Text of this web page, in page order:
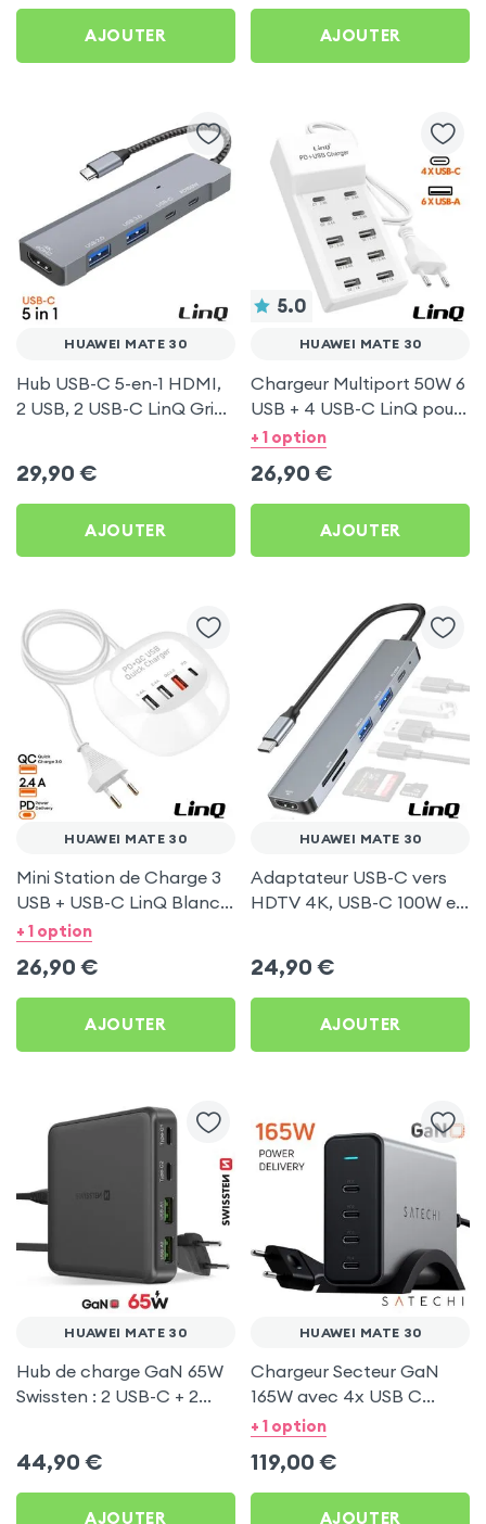
AJOUTER AJOUTER
HUAWEI MATE 30
Hub USB-C 5-en-1 HDMI,
2 USB, 2 USB-C LinQ Gris
29,90 €
AJOUTER
5.0
HUAWEI MATE 30
Chargeur Multiport 50W 6
USB + 4 USB-C LinQ pour
Huawei Mate 30
+ 1 option
26,90 €
AJOUTER
HUAWEI MATE 30
Mini Station de Charge 3
USB + USB-C LinQ Blanc
pour Huawei Mate 30
+ 1 option
26,90 €
AJOUTER
HUAWEI MATE 30
Adaptateur USB-C vers
HDTV 4K, USB-C 100W et
24,90 €
AJOUTER
HUAWEI MATE 30
Hub de charge GaN 65W
Swissten : 2 USB-C + 2
44,90 €
AJOUTER
HUAWEI MATE 30
Chargeur Secteur GaN
165W avec 4x USB C
Power Delivery, Câble
+ 1 option
119,00 €
AJOUTER